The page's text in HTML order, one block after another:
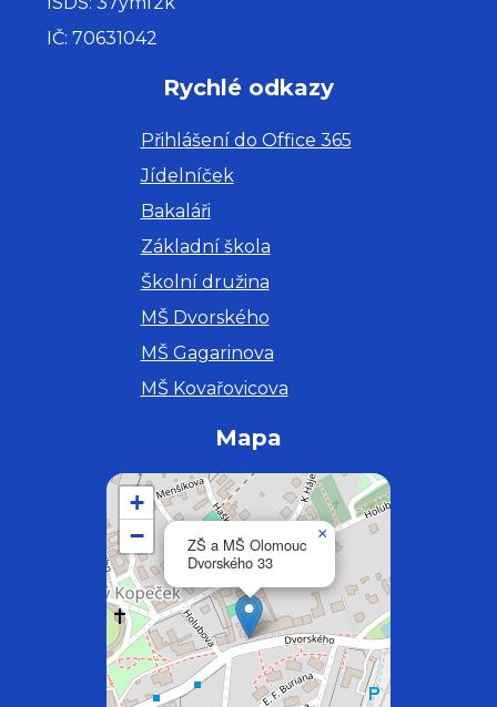
IČ: 70631042
Rychlé odkazy
Přihlášení do Office 365
Jídelníček
Bakaláři
Základní škola
Školní družina
MŠ Dvorského
MŠ Gagarinova
MŠ Kovařovicova
Mapa
ZŠ a MŠ Olomouc
Dvorského 33
×
+
−